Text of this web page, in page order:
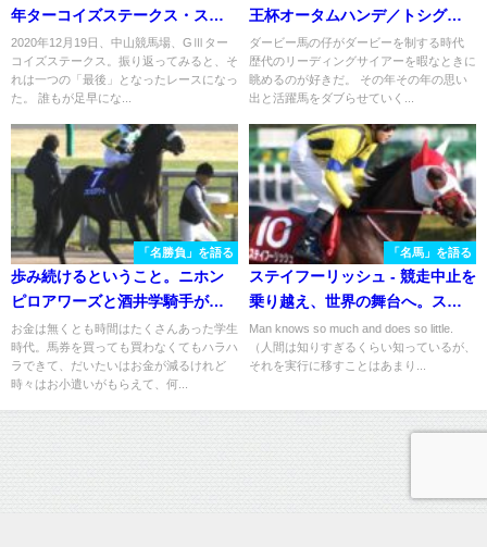
年ターコイズステークス・スマ
イルカナ
2020年12月19日、中山競馬場、GⅢター
コイズステークス。振り返ってみると、そ
れは一つの「最後」となったレースになっ
た。 誰もが足早にな...
王杯オータムハンデ／トシグリ
ーン
ダービー馬の仔がダービーを制する時代
歴代のリーディングサイアーを暇なときに
眺めるのが好きだ。 その年その年の思い
出と活躍馬をダブらせていく...
「名勝負」を語る
歩み続けるということ。ニホン
ピロアワーズと酒井学騎手が掴
み取った待望の"1勝"
お金は無くとも時間はたくさんあった学生
時代。馬券を買っても買わなくてもハラハ
ラできて、だいたいはお金が減るけれど
時々はお小遣いがもらえて、何...
「名馬」を語る
ステイフーリッシュ - 競走中止を
乗り越え、世界の舞台へ。ステ
イゴールド晩年の代表産駒とし
て、常識を超え続けた国際派。
Man knows so much and does so little.
（人間は知りすぎるくらい知っているが、
それを実行に移すことはあまり...